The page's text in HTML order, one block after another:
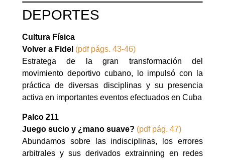
DEPORTES
Cultura Física
Volver a Fidel (pdf págs. 43-46)
Estratega de la gran transformación del
movimiento deportivo cubano, lo impulsó con la
práctica de diversas disciplinas y su presencia
activa en importantes eventos efectuados en Cuba
Palco 211
Juego sucio y ¿mano suave? (pdf pág. 47)
Abundamos sobre las indisciplinas, los errores
arbitrales y sus derivados extrainning en redes